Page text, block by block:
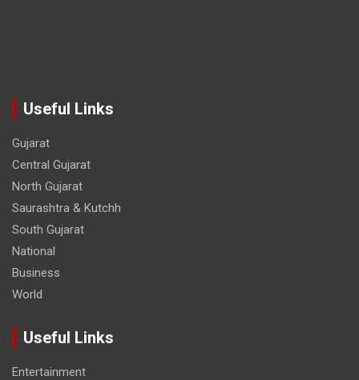
Useful Links
Gujarat
Central Gujarat
North Gujarat
Saurashtra & Kutchh
South Gujarat
National
Business
World
Useful Links
Entertainment